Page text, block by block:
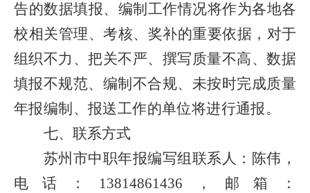
告的数据填报、编制工作情况将作为各地各
校相关管理、考核、奖补的重要依据，对于
组织不力、把关不严、撰写质量不高、数据
填报不规范、编制不合规、未按时完成质量
年报编制、报送工作的单位将进行通报。
七、 联系方式
苏州市中职年报编写组联系人：陈伟，
电话： 13814861436 ，邮箱：